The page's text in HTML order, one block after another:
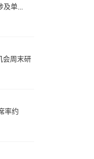
及单...
会周末研
率约